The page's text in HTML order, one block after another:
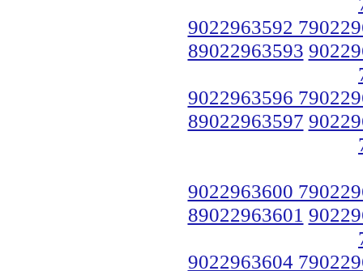
9022963592
89022963593
9022963596
89022963597
9022963600
89022963601
9022963604